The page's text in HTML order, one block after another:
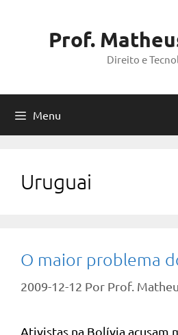
Prof.
Direito e
Menu
Uruguai
O maior problema
2009-12-12 Por Prof.
Ativistas na Bolívia acusam